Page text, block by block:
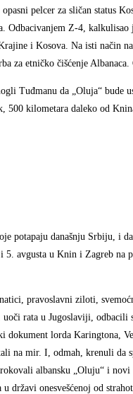
pelcer za sličan status
Odbacivanjem Z-4,
i Kosova. Na isti način
za etničko čišćenje
Tuđmanu da „Oluja“ bude
kilometara daleko od
potapaju današnju Srbiju, i
avgusta u Knin i Zagreb
pravoslavni ziloti,
rata u Jugoslaviji,
lorda Karingtona,
na mir. I, odmah, krenuli
albansku „Oluju“ i
onesvešćenoj od